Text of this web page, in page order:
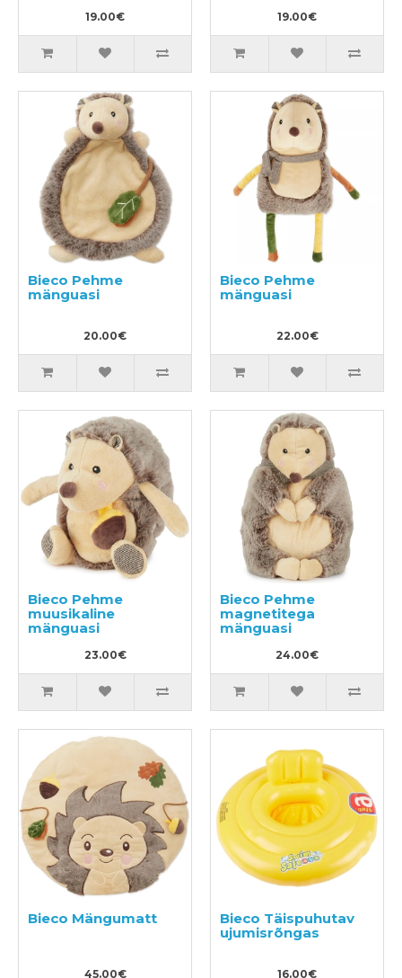
19.00€ 19.00€
Bieco Pehme
mänguasi
20.00€
Bieco Pehme
mänguasi
22.00€
Bieco Pehme
muusikaline
mänguasi
23.00€
Bieco Pehme
magnetitega
mänguasi
24.00€
Bieco Mängumatt
45.00€
Bieco Täispuhutav
ujumisrõngas
16.00€